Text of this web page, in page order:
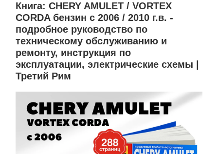
Книга: CHERY AMULET / VORTEX
CORDA бензин с 2006 / 2010 г.в. -
подробное руководство по
техническому обслуживанию и
ремонту, инструкция по
эксплуатации, электрические схемы |
Третий Рим